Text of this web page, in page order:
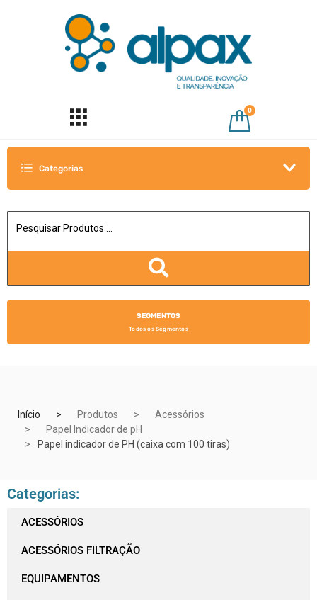
0
Categorias
SEGMENTOS
Todos os Segmentos
Início Produtos
Acessórios
Papel Indicador de pH
Papel indicador de PH (caixa com 100 tiras)
Categorias:
ACESSÓRIOS
ACESSÓRIOS FILTRAÇÃO
EQUIPAMENTOS